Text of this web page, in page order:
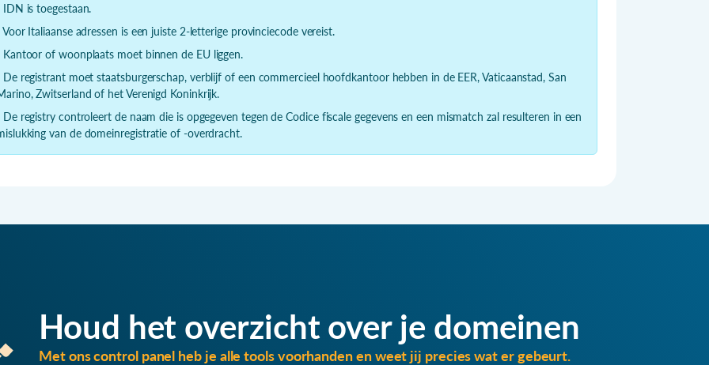
IDN is toegestaan.
Voor Italiaanse adressen is een juiste 2-letterige provinciecode vereist.
Kantoor of woonplaats moet binnen de EU liggen.
De registrant moet staatsburgerschap, verblijf of een commercieel hoofdkantoor hebben in de EER, Vaticaanstad, San
Zwitserland of het Verenigd Koninkrijk.
De registry controleert de naam die is opgegeven tegen de Codice fiscale gegevens en een mismatch zal resulteren in een
van de domeinregistratie of -overdracht.
Houd het overzicht over je domeinen
Met ons control panel heb je alle tools voorhanden en weet jij precies wat er gebeurt.